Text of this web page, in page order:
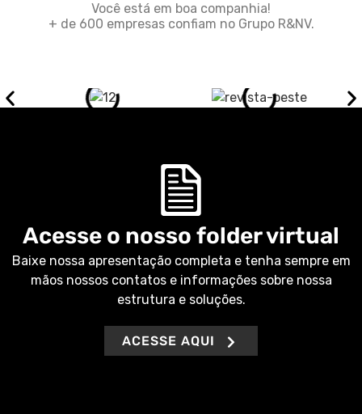
Você está em boa companhia!
+ de 600 empresas confiam no Grupo R&NV.
Acesse o nosso folder virtual
Baixe nossa apresentação completa e tenha sempre em
mãos nossos contatos e informações sobre nossa
estrutura e soluções.
ACESSE AQUI